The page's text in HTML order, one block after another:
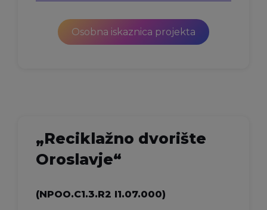
Osobna iskaznica projekta
„Reciklažno dvorište
Oroslavje“
(NPOO.C1.3.R2 I1.07.000)